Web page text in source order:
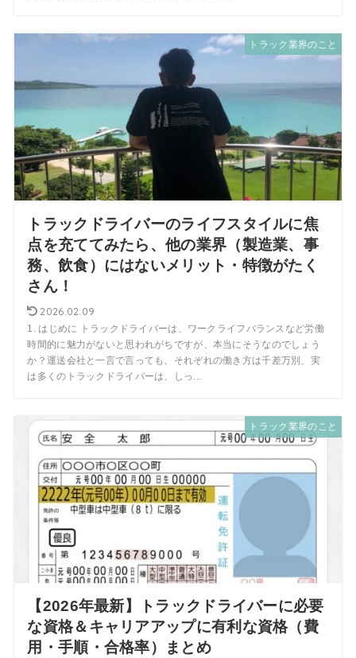
トラック業界のこと
トラックドライバーのライフスタイルに焦
点を充ててみたら、他の業界（製造業、事
務、飲食）にはないメリット・特徴がたく
さん！
2026.02.09
1. はじめに トラックドライバーは、ワークライフバランスなど労働
時間的に魅力がないと思われがちですが、本当にそうなのでしょう
か？運送会社と一言で言っても、それぞれの働き方は千差万別、実
は多くのトラックドライバーは、しっ...
トラック業界のこと
【2026年最新】トラックドライバーに必要
な資格＆キャリアアップに有利な資格（費
用・手順・合格率）まとめ